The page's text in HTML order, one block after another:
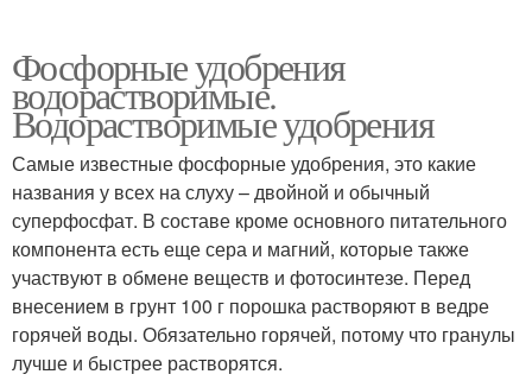
Фосфорные удобрения
водорастворимые.
Водорастворимые удобрения
Самые известные фосфорные удобрения, это какие
названия у всех на слуху – двойной и обычный
суперфосфат. В составе кроме основного питательного
компонента есть еще сера и магний, которые также
участвуют в обмене веществ и фотосинтезе. Перед
внесением в грунт 100 г порошка растворяют в ведре
горячей воды. Обязательно горячей, потому что гранулы
лучше и быстрее растворятся.